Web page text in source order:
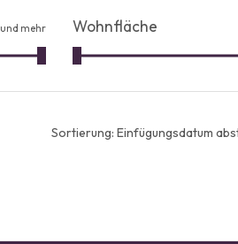
und mehr Wohnfläche
Sortierung: Einfügungsdatum